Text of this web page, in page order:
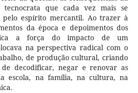
tecnocrata que cada vez mais se
pelo espírito mercantil. Ao trazer à
da época e depoimentos dos
a força do impacto de um
na perspectiva radical com o
de produção cultural, criando
decodificar, negar e renovar as
escola, na família, na cultura, na